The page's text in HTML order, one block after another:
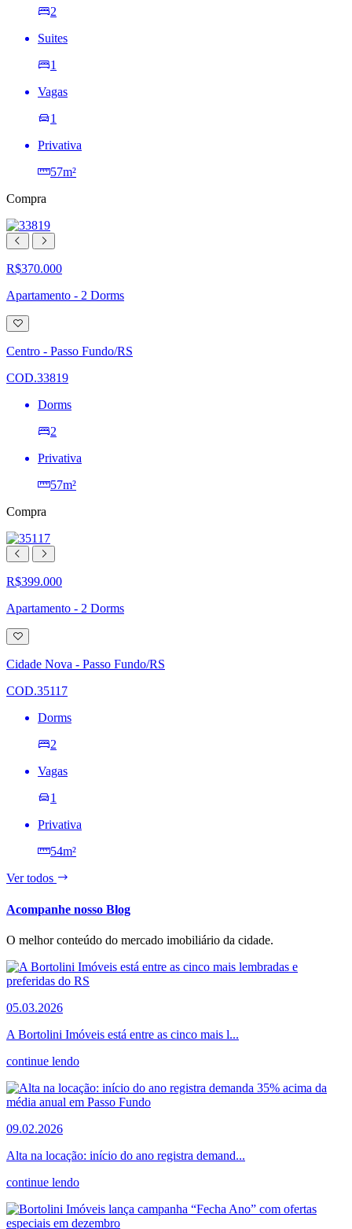
2
Suites
1
Vagas
1
Privativa
57m²
Compra
R$370.000
Apartamento - 2 Dorms
Adicionar
à
lista
de
Centro - Passo Fundo/RS
COD.33819
Dorms
2
Privativa
57m²
Compra
R$399.000
Apartamento - 2 Dorms
Adicionar
à
lista
de
Cidade Nova - Passo Fundo/RS
COD.35117
Dorms
2
Vagas
1
Privativa
54m²
Ver todos
Acompanhe nosso Blog
O melhor conteúdo do mercado imobiliário da cidade.
05.03.2026
A Bortolini Imóveis está entre as cinco mais l...
continue lendo
09.02.2026
Alta na locação: início do ano registra demand...
continue lendo